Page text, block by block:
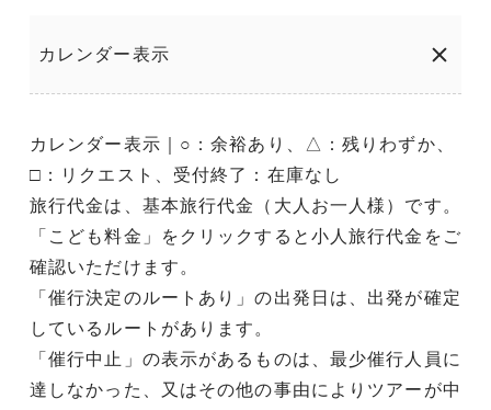
カレンダー表示
カレンダー表示｜○：余裕あり、△：残りわずか、
□：リクエスト、受付終了：在庫なし
旅行代金は、基本旅行代金（大人お一人様）です。
「こども料金」をクリックすると小人旅行代金をご
確認いただけます。
「催行決定のルートあり」の出発日は、出発が確定
しているルートがあります。
「催行中止」の表示があるものは、最少催行人員に
達しなかった、又はその他の事由によりツアーが中